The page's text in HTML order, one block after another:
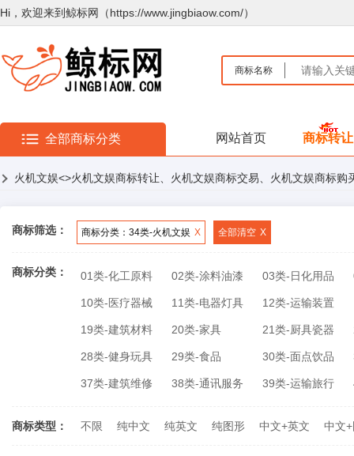
Hi，欢迎来到鲸标网（https://www.jingbiaow.com/）
商标名称
全部商标分类 网站首页 商标转让
火机文娱<>火机文娱商标转让、火机文娱商标交易、火机文娱商标购
商标筛选： 商标分类：34类-火机文娱 X 全部清空 X
商标分类： 01类-化工原料 02类-涂料油漆 03类-日化用品
10类-医疗器械 11类-电器灯具 12类-运输装置
19类-建筑材料 20类-家具 21类-厨具瓷器
28类-健身玩具 29类-食品 30类-面点饮品
37类-建筑维修 38类-通讯服务 39类-运输旅行
商标类型： 不限 纯中文 纯英文 纯图形 中文+英文 中文